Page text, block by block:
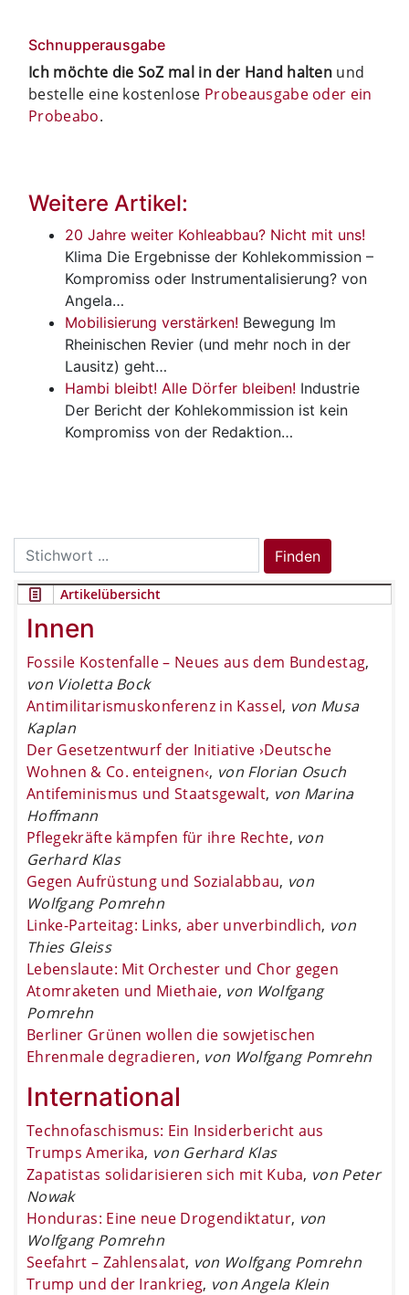
Schnupperausgabe
Ich möchte die SoZ mal in der Hand halten und
bestelle eine kostenlose Probeausgabe oder ein
Probeabo.
Weitere Artikel:
20 Jahre weiter Kohleabbau? Nicht mit uns!
Klima Die Ergebnisse der Kohlekommission –
Kompromiss oder Instrumentalisierung? von
Angela…
Mobilisierung verstärken! Bewegung Im
Rheinischen Revier (und mehr noch in der
Lausitz) geht…
Hambi bleibt! Alle Dörfer bleiben! Industrie
Der Bericht der Kohlekommission ist kein
Kompromiss von der Redaktion…
Search
for:
Finden
Artikelübersicht
Innen
Fossile Kostenfalle – Neues aus dem Bundestag,
von Violetta Bock
Antimilitarismuskonferenz in Kassel, von Musa
Kaplan
Der Gesetzentwurf der Initiative ›Deutsche
Wohnen & Co. enteignen‹, von Florian Osuch
Antifeminismus und Staatsgewalt, von Marina
Hoffmann
Pflegekräfte kämpfen für ihre Rechte, von
Gerhard Klas
Gegen Aufrüstung und Sozialabbau, von
Wolfgang Pomrehn
Linke-Parteitag: Links, aber unverbindlich, von
Thies Gleiss
Lebenslaute: Mit Orchester und Chor gegen
Atomraketen und Miethaie, von Wolfgang
Pomrehn
Berliner Grünen wollen die sowjetischen
Ehrenmale degradieren, von Wolfgang Pomrehn
International
Technofaschismus: Ein Insiderbericht aus
Trumps Amerika, von Gerhard Klas
Zapatistas solidarisieren sich mit Kuba, von Peter
Nowak
Honduras: Eine neue Drogendiktatur, von
Wolfgang Pomrehn
Seefahrt – Zahlensalat, von Wolfgang Pomrehn
Trump und der Irankrieg, von Angela Klein